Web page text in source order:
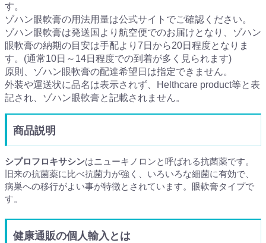
す。
ゾハン眼軟膏の用法用量は公式サイトでご確認ください。
ゾハン眼軟膏は発送国より航空便でのお届けとなり、ゾハン
眼軟膏の納期の目安は手配より7日から20日程度となりま
す。(通常10日～14日程度での到着が多く見られます)
原則、ゾハン眼軟膏の配達希望日は指定できません。
外装や運送状に品名は表示されず、Helthcare product等と表
記され、ゾハン眼軟膏と記載されません。
商品説明
シプロフロキサシンはニューキノロンと呼ばれる抗菌薬です。
旧来の抗菌薬に比べ抗菌力が強く、いろいろな細菌に有効で、
病巣への移行がよい事が特徴とされています。眼軟膏タイプで
す。
健康通販の個人輸入とは